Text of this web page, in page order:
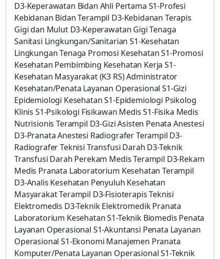
D3-Keperawatan Bidan Ahli Pertama S1-Profesi
Kebidanan Bidan Terampil D3-Kebidanan Terapis
Gigi dan Mulut D3-Keperawatan Gigi Tenaga
Sanitasi Lingkungan/Sanitarian S1-Kesehatan
Lingkungan Tenaga Promosi Kesehatan S1-Promosi
Kesehatan Pembimbing Kesehatan Kerja S1-
Kesehatan Masyarakat (K3 RS) Administrator
Kesehatan/Penata Layanan Operasional S1-Gizi
Epidemiologi Kesehatan S1-Epidemiologi Psikolog
Klinis S1-Psikologi Fisikawan Medis S1-Fisika Medis
Nutrisionis Terampil D3-Gizi Asisten Penata Anestesi
D3-Pranata Anestesi Radiografer Terampil D3-
Radiografer Teknisi Transfusi Darah D3-Teknik
Transfusi Darah Perekam Medis Terampil D3-Rekam
Medis Pranata Laboratorium Kesehatan Terampil
D3-Analis Kesehatan Penyuluh Kesehatan
Masyarakat Terampil D3-Fisioterapis Teknisi
Elektromedis D3-Teknik Elektromedik Pranata
Laboratorium Kesehatan S1-Teknik Biomedis Penata
Layanan Operasional S1-Akuntansi Penata Layanan
Operasional S1-Ekonomi Manajemen Pranata
Komputer/Penata Layanan Operasional S1-Teknik